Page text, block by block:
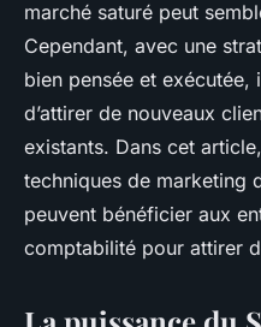
marché saturé peut
Cependant, avec une
bien pensée et
d’attirer de nouveaux
existants. Dans cet
techniques de marketing
peuvent bénéficier aux
comptabilité pour attirer